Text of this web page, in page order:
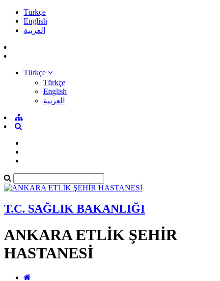
Türkçe
English
العربية
Türkçe
Türkçe
English
العربية
T.C. SAĞLIK BAKANLIĞI
ANKARA ETLİK ŞEHİR
HASTANESİ